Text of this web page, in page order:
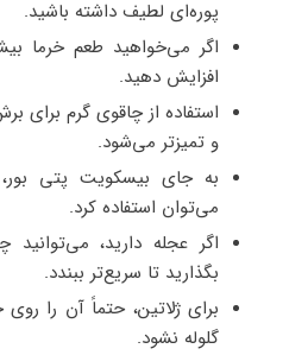
پوره‌ای لطیف داشته باشید.
اگر می‌خواهید طعم خرما
افزایش دهید.
استفاده از چاقوی گرم
و تمیزتر می‌شود.
به جای بیسکویت پتی
می‌توان استفاده کرد.
بگذارید تا سریع‌تر ببندد.
برای ژلاتین، حتماً آن را
گلوله نشود.